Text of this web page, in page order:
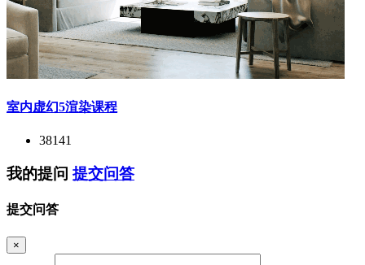
室内虚幻5渲染课程
38141
我的提问 提交问答
提交问答
×